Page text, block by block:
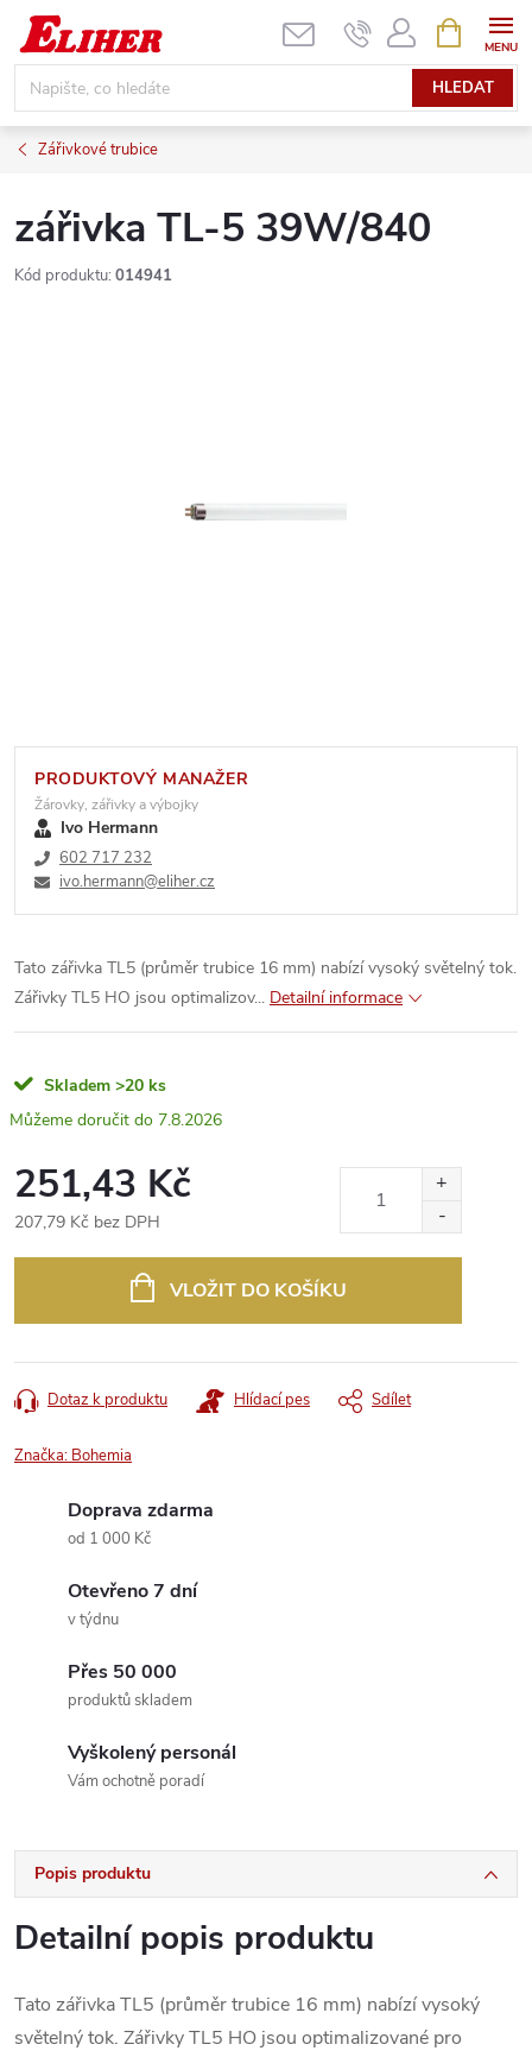
Přejít
obsah
HLEDAT
NÁKUPNÍ
KOŠÍK
Zářivkové trubice
zářivka TL-5 39W/840
Kód produktu: 014941
PRODUKTOVÝ MANAŽER
Žárovky, zářivky a výbojky
Ivo Hermann
602 717 232
ivo.hermann@eliher.cz
Tato zářivka TL5 (průměr trubice 16 mm) nabízí vysoký světelný tok.
Zářivky TL5 HO jsou optimalizov... Detailní informace
Skladem >20 ks
7.8.2026
251,43 Kč
207,79 Kč bez DPH
VLOŽIT DO KOŠÍKU
Dotaz k produktu Hlídací pes Sdílet
Značka: Bohemia
Doprava zdarma
od 1 000 Kč
Otevřeno 7 dní
v týdnu
Přes 50 000
produktů skladem
Vyškolený personál
Vám ochotně poradí
Popis produktu
Detailní popis produktu
Tato zářivka TL5 (průměr trubice 16 mm) nabízí vysoký
světelný tok. Zářivky TL5 HO jsou optimalizované pro